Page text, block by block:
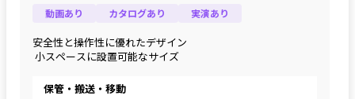
動画あり カタログあり 実演あり
安全性と操作性に優れたデザイン
小スペースに設置可能なサイズ
保管・搬送・移動